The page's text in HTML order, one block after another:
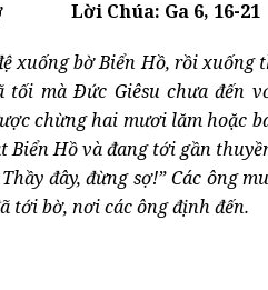
Lời Chúa: Ga 6, 16-21
xuống bờ Biển Hồ, rồi xuống
tối mà Ðức Giêsu chưa đến
chừng hai mươi lăm hoặc
Biển Hồ và đang tới gần
đây, đừng sợ!” Các ông
tới bờ, nơi các ông định đến.